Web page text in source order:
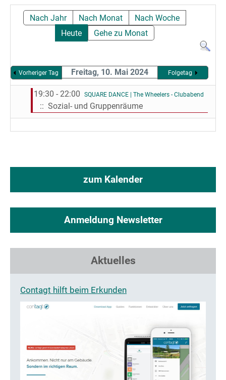
Sportpark
Nach Jahr Nach Monat
Nach Woche
Heute
Gehe zu Monat
Vorheriger Tag Freitag, 10. Mai 2024 Folgetag
19:30 - 22:00 SQUARE DANCE | The Wheelers - Clubabend
:: Sozial- und Gruppenräume
zum Kalender
Anmeldung Newsletter
Aktuelles
Contagt hilft beim Erkunden